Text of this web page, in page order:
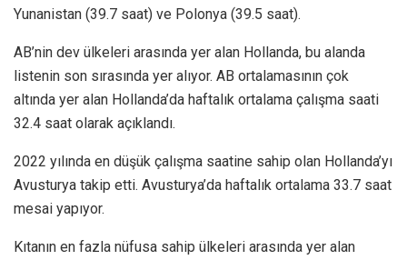
Yunanistan (39.7 saat) ve Polonya (39.5 saat).
AB’nin dev ülkeleri arasında yer alan Hollanda, bu alanda
listenin son sırasında yer alıyor. AB ortalamasının çok
altında yer alan Hollanda’da haftalık ortalama çalışma saati
32.4 saat olarak açıklandı.
2022 yılında en düşük çalışma saatine sahip olan Hollanda’yı
Avusturya takip etti. Avusturya’da haftalık ortalama 33.7 saat
mesai yapıyor.
Kıtanın en fazla nüfusa sahip ülkeleri arasında yer alan